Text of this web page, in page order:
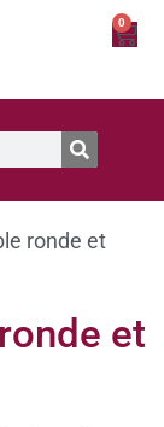
0
ronde et
et